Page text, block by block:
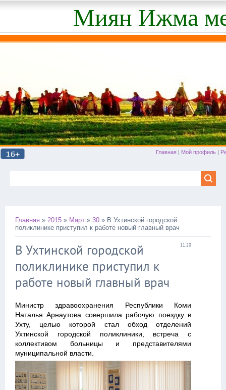
Миян Ижма
Главная | Мой профиль |
Главная » 2015 » Март » 30 » В Ухтинской городской
поликлинике приступил к работе новый главный врач
11:20
В Ухтинской городской
поликлинике приступил к
работе новый главный врач
Министр здравоохранения Республики Коми
Наталья Арнаутова совершила рабочую поездку в
Ухту, целью которой стал обход отделений
Ухтинской городской поликлиники, встреча с
коллективом больницы и представителями
муниципальной власти.